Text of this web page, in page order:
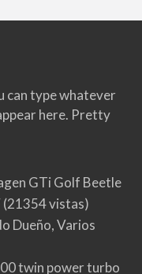
can type whatever
here. Pretty
GTi Golf Beetle
(21354 vistas)
Dueño, Varios
twin power turbo